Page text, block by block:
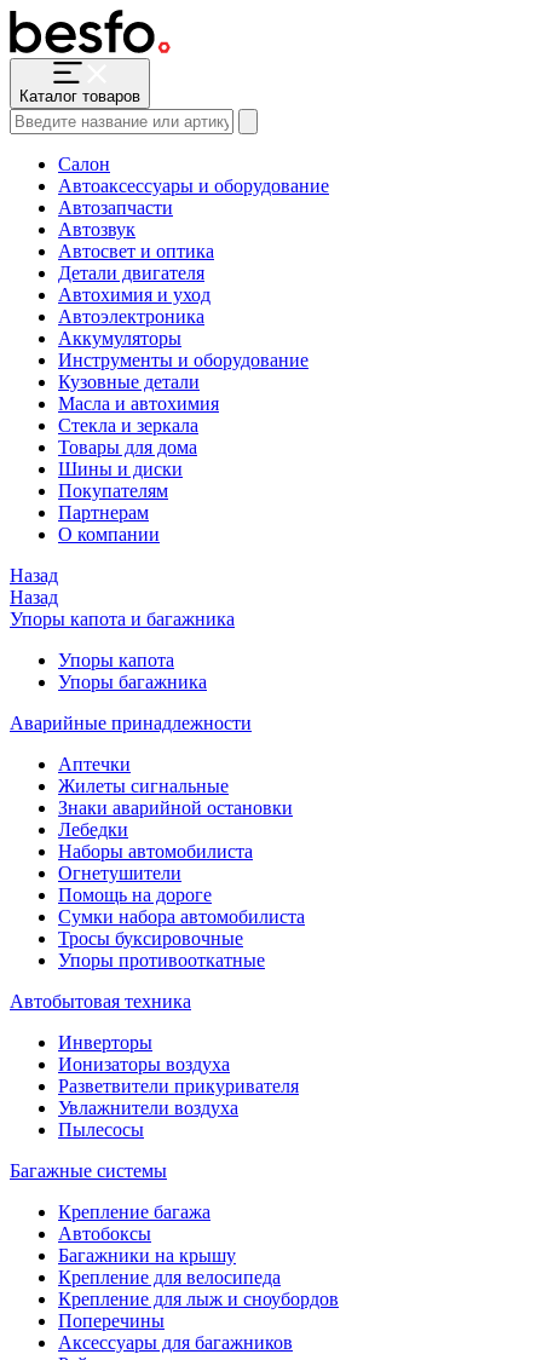
Каталог товаров
Салон
Автоаксессуары и оборудование
Автозапчасти
Автозвук
Автосвет и оптика
Детали двигателя
Автохимия и уход
Автоэлектроника
Аккумуляторы
Инструменты и оборудование
Кузовные детали
Масла и автохимия
Стекла и зеркала
Товары для дома
Шины и диски
Покупателям
Партнерам
О компании
Назад
Назад
Упоры капота и багажника
Упоры капота
Упоры багажника
Аварийные принадлежности
Аптечки
Жилеты сигнальные
Знаки аварийной остановки
Лебедки
Наборы автомобилиста
Огнетушители
Помощь на дороге
Сумки набора автомобилиста
Тросы буксировочные
Упоры противооткатные
Автобытовая техника
Инверторы
Ионизаторы воздуха
Разветвители прикуривателя
Увлажнители воздуха
Пылесосы
Багажные системы
Крепление багажа
Автобоксы
Багажники на крышу
Крепление для велосипеда
Крепление для лыж и сноубордов
Поперечины
Аксессуары для багажников